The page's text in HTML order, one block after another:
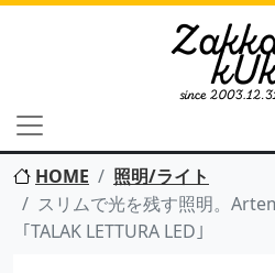
HOME
照明/ライト
スリムで光を残す照明。
｢TALAK LETTURA LED｣